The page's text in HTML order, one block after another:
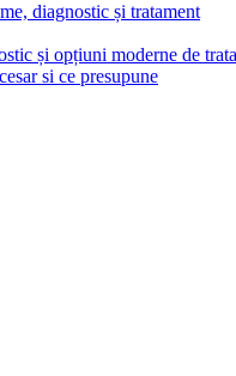
diagnostic și tratament
și opțiuni moderne de
si ce presupune